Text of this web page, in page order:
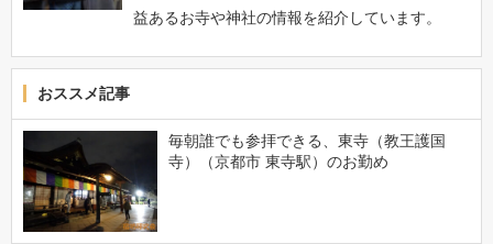
益あるお寺や神社の情報を紹介しています。
おススメ記事
毎朝誰でも参拝できる、東寺（教王護国
寺）（京都市 東寺駅）のお勤め